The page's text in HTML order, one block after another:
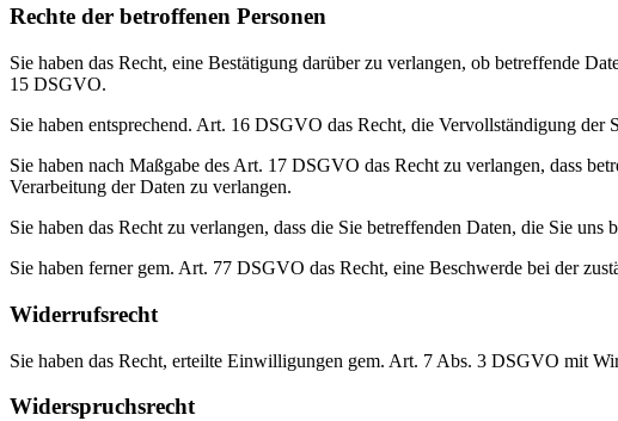
Rechte der betroffenen Personen
Sie haben das Recht, eine Bestätigung darüber zu verlangen, ob betreffende
15 DSGVO.
Sie haben entsprechend. Art. 16 DSGVO das Recht, die Vervollständigung
Sie haben nach Maßgabe des Art. 17 DSGVO das Recht zu verlangen, dass
Verarbeitung der Daten zu verlangen.
Sie haben das Recht zu verlangen, dass die Sie betreffenden Daten, die Sie
Sie haben ferner gem. Art. 77 DSGVO das Recht, eine Beschwerde bei der
Widerrufsrecht
Sie haben das Recht, erteilte Einwilligungen gem. Art. 7 Abs. 3 DSGVO mit
Widerspruchsrecht